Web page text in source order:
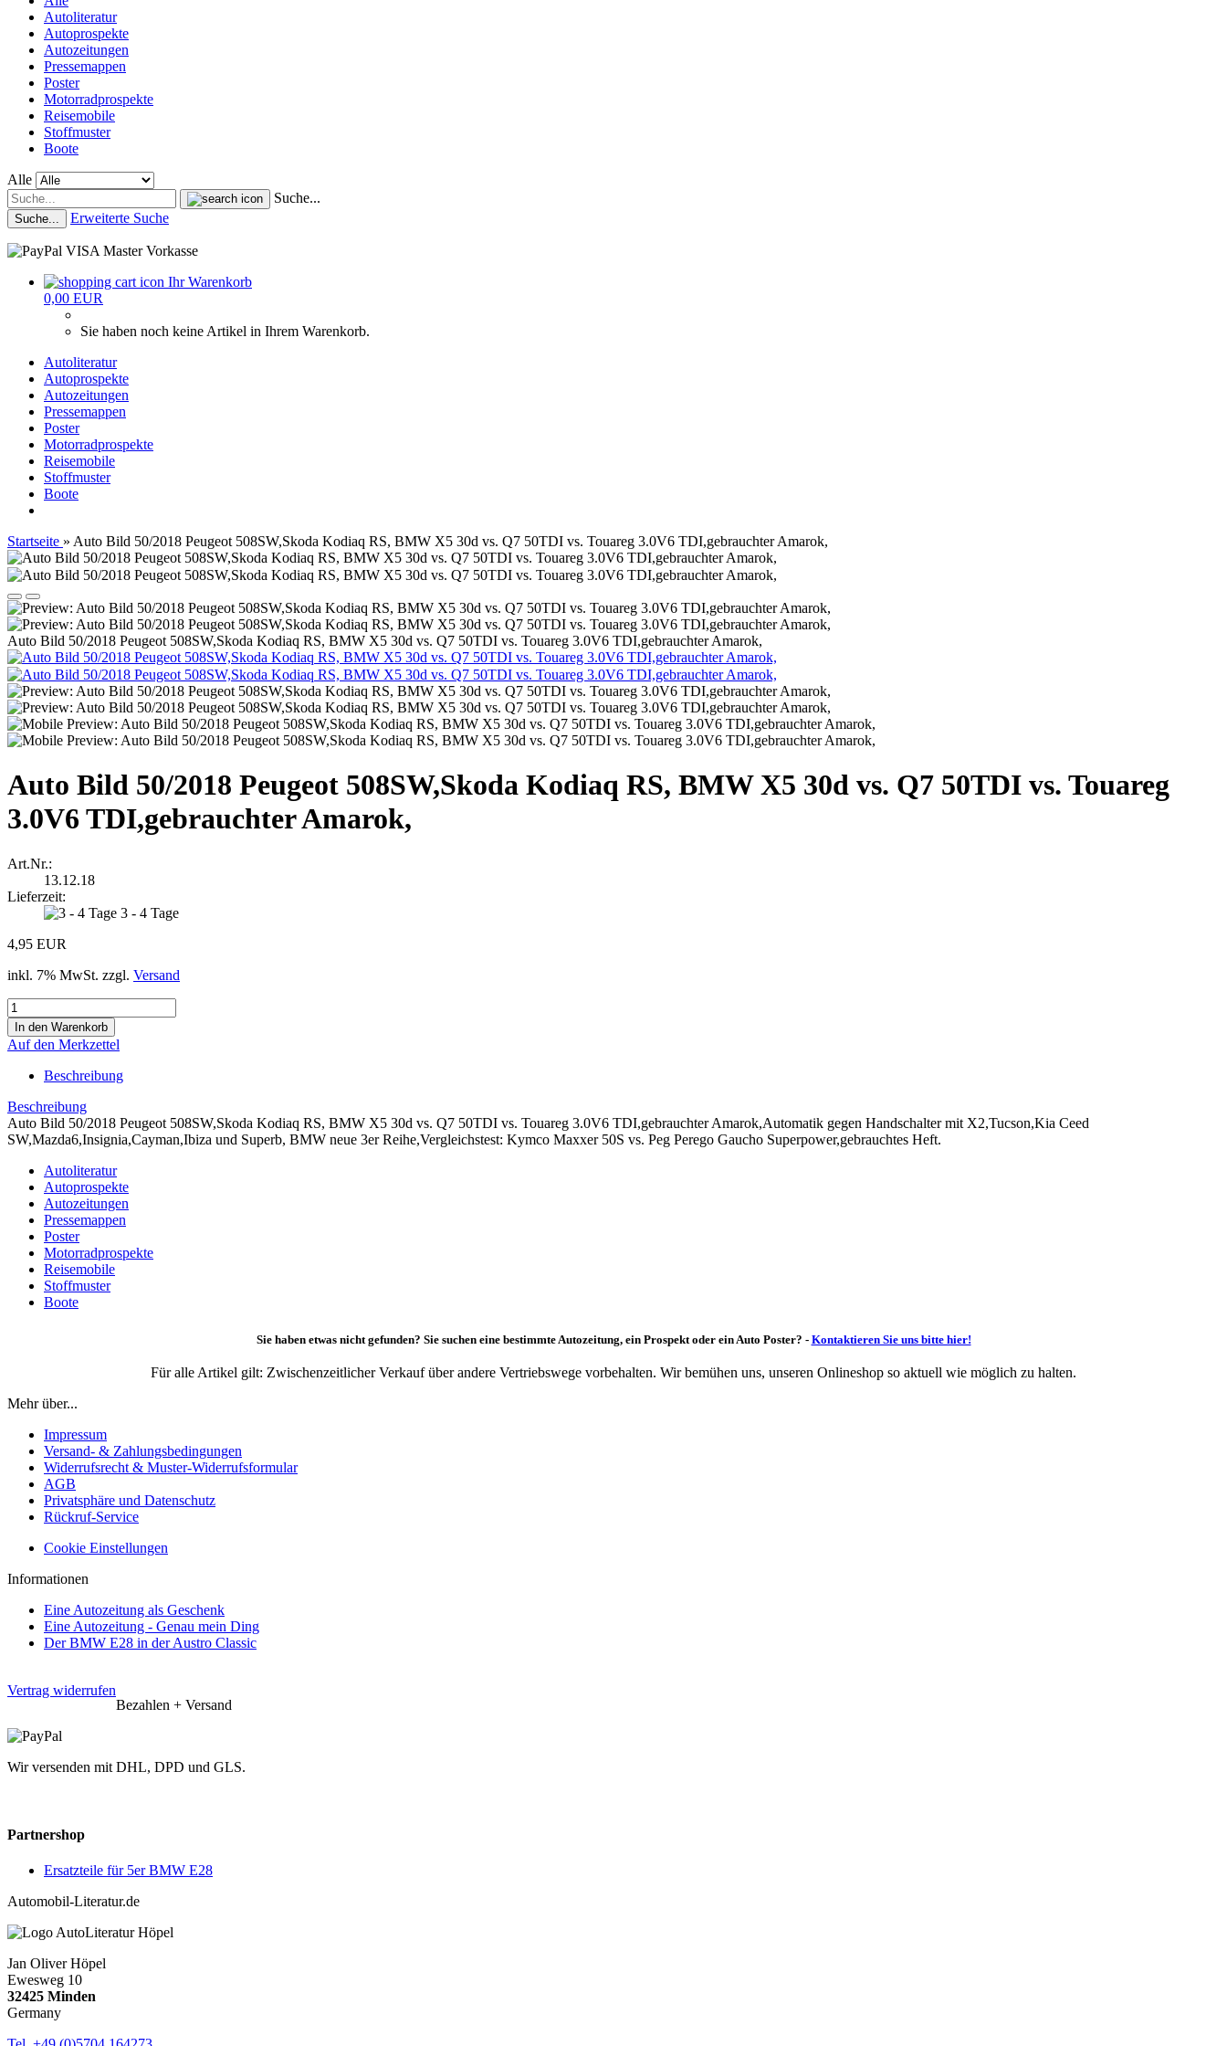
Autoliteratur
Autoprospekte
Autozeitungen
Pressemappen
Poster
Motorradprospekte
Reisemobile
Stoffmuster
Boote
Alle
Suche...
Suche... Erweiterte Suche
Ihr Warenkorb
0,00 EUR
Sie haben noch keine Artikel in Ihrem Warenkorb.
Autoliteratur
Autoprospekte
Autozeitungen
Pressemappen
Poster
Motorradprospekte
Reisemobile
Stoffmuster
Boote
Startseite » Auto Bild 50/2018 Peugeot 508SW,Skoda Kodiaq RS, BMW X5 30d vs. Q7 50TDI vs. Touareg 3.0V6 TDI,gebrauchter Amarok,
Auto Bild 50/2018 Peugeot 508SW,Skoda Kodiaq RS, BMW X5 30d vs. Q7 50TDI vs. Touareg 3.0V6 TDI,gebrauchter Amarok,
Auto Bild 50/2018 Peugeot 508SW,Skoda Kodiaq RS, BMW X5 30d vs. Q7 50TDI vs. Touareg
3.0V6 TDI,gebrauchter Amarok,
Art.Nr.:
13.12.18
Lieferzeit:
3 - 4 Tage
4,95 EUR
inkl. 7% MwSt. zzgl. Versand
Auf den Merkzettel
Beschreibung
Beschreibung
Auto Bild 50/2018 Peugeot 508SW,Skoda Kodiaq RS, BMW X5 30d vs. Q7 50TDI vs. Touareg 3.0V6 TDI,gebrauchter Amarok,Automatik gegen Handschalter mit X2,Tucson,Kia Ceed
SW,Mazda6,Insignia,Cayman,Ibiza und Superb, BMW neue 3er Reihe,Vergleichstest: Kymco Maxxer 50S vs. Peg Perego Gaucho Superpower,gebrauchtes Heft.
Autoliteratur
Autoprospekte
Autozeitungen
Pressemappen
Poster
Motorradprospekte
Reisemobile
Stoffmuster
Boote
Sie haben etwas nicht gefunden? Sie suchen eine bestimmte Autozeitung, ein Prospekt oder ein Auto Poster? - Kontaktieren Sie uns bitte hier!
Für alle Artikel gilt: Zwischenzeitlicher Verkauf über andere Vertriebswege vorbehalten. Wir bemühen uns, unseren Onlineshop so aktuell wie möglich zu halten.
Mehr über...
Impressum
Versand- & Zahlungsbedingungen
Widerrufsrecht & Muster-Widerrufsformular
AGB
Privatsphäre und Datenschutz
Rückruf-Service
Cookie Einstellungen
Informationen
Eine Autozeitung als Geschenk
Eine Autozeitung - Genau mein Ding
Der BMW E28 in der Austro Classic
Vertrag widerrufen
Bezahlen + Versand
Wir versenden mit DHL, DPD und GLS.
Partnershop
Ersatzteile für 5er BMW E28
Automobil-Literatur.de
Jan Oliver Höpel
Ewesweg 10
32425 Minden
Germany